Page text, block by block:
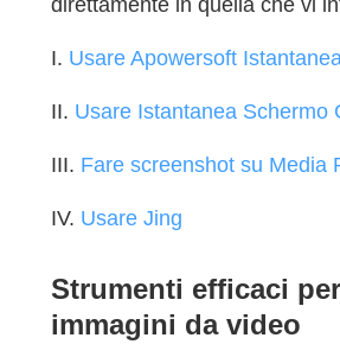
direttamente in quella che vi
I. Usare Apowersoft
II. Usare Istantanea Schermo
III. Fare screenshot su Media
IV. Usare Jing
Strumenti efficaci
immagini da video